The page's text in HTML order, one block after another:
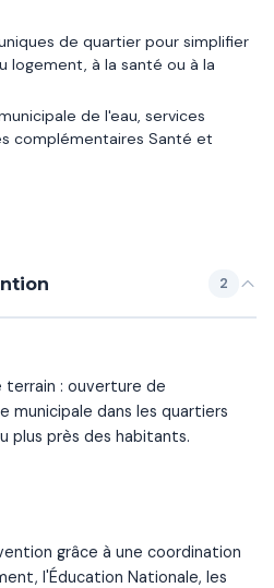
de quartier pour simplifier
logement, à la santé ou à la
de l'eau, services
complémentaires Santé et
2
terrain : ouverture de
municipale dans les quartiers
plus près des habitants.
grâce à une coordination
l'Éducation Nationale, les